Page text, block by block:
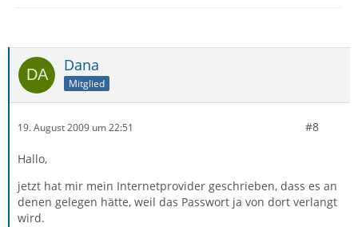
Dana
Mitglied
19. August 2009 um 22:51 #8
Hallo,
jetzt hat mir mein Internetprovider geschrieben, dass es an
denen gelegen hätte, weil das Passwort ja von dort verlangt
wird.